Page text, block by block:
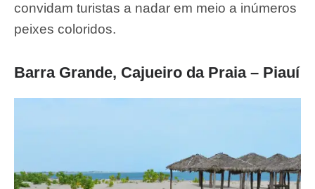
convidam turistas a nadar em meio a inúmeros
peixes coloridos.
Barra Grande, Cajueiro da Praia – Piauí